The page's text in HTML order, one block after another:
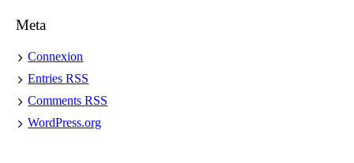
Meta
Connexion
EntriesRSS
CommentsRSS
WordPress.org